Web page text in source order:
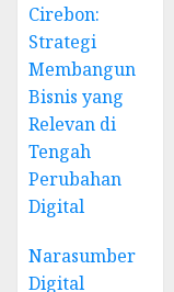
Cirebon:
Strategi
Membangun
Bisnis yang
Relevan di
Tengah
Perubahan
Digital
Narasumber
Digital